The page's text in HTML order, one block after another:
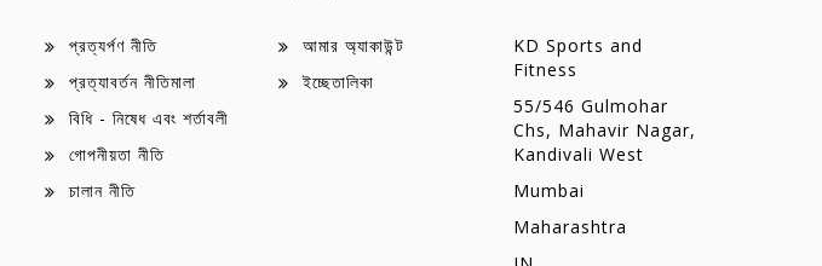
প্রত্যর্পণ নীতি
প্রত্যাবর্তন নীতিমালা
বিধি - নিষেধ এবং শর্তাবলী
গোপনীয়তা নীতি
চালান নীতি
আমার অ্যাকাউন্ট
ইচ্ছেতালিকা
KD Sports and
Fitness
55/546 Gulmohar
Chs, Mahavir Nagar,
Kandivali West
Mumbai
Maharashtra